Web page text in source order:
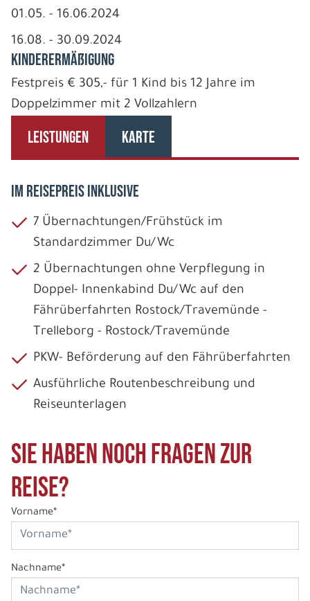
01.05. - 16.06.2024
16.08. - 30.09.2024
Kinderermäßigung
Festpreis € 305,- für 1 Kind bis 12 Jahre im
Doppelzimmer mit 2 Vollzahlern
LEISTUNGEN KARTE
IM REISEPREIS INKLUSIVE
7 Übernachtungen/Frühstück im
Standardzimmer Du/Wc
2 Übernachtungen ohne Verpflegung in
Doppel- Innenkabind Du/Wc auf den
Fährüberfahrten Rostock/Travemünde -
Trelleborg - Rostock/Travemünde
PKW- Beförderung auf den Fährüberfahrten
Ausführliche Routenbeschreibung und
Reiseunterlagen
Sie haben noch Fragen zur
Reise?
Vorname*
Nachname*